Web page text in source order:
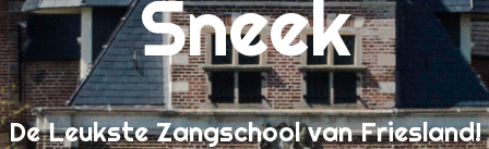
Sneek
De Leukste Zangschool van Friesland!